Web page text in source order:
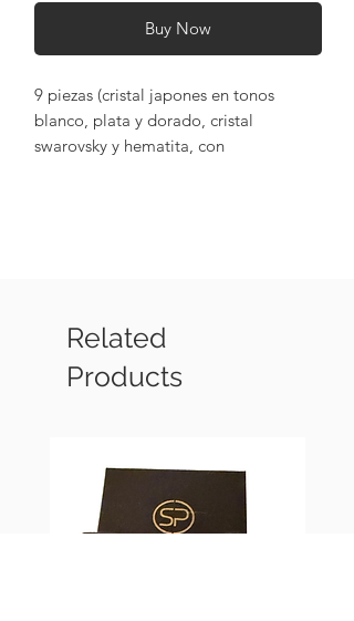
Buy Now
9 piezas (cristal japones en tonos
blanco, plata y dorado, cristal
swarovsky y hematita, con
Related
Products